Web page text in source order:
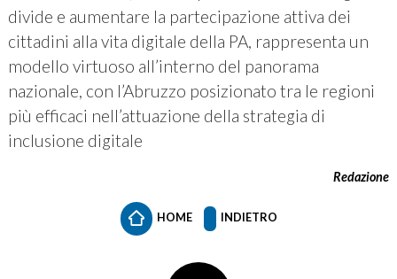
divide e aumentare la partecipazione attiva dei
cittadini alla vita digitale della PA, rappresenta un
modello virtuoso all’interno del panorama
nazionale, con l’Abruzzo posizionato tra le regioni
più efficaci nell’attuazione della strategia di
inclusione digitale
Redazione
HOME INDIETRO